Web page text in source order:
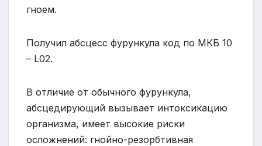
гноем.
Получил абсцесс фурункула код по МКБ 10
– L02.
В отличие от обычного фурункула,
абсцедирующий вызывает интоксикацию
организма, имеет высокие риски
осложнений: гнойно-резорбтивная